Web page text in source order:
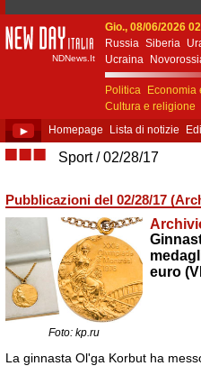
New Day Italia
NDNews.It
Gio., 08/06/2026
Russia Siberia
Ucraina
Ekaterinburgo Kiev
Politica
Economia
Cultura e religione
Costume e società
► Homepage Lista di notizie
■■■ Sport 02/28/17
Pubblicazioni del 02/28/17
Foto: kp.ru
euro
La ginnasta Ol'ga Korbut ha